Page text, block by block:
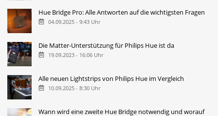
Hue Bridge Pro: Alle Antworten auf die wichtigsten Fragen
04.09.2025 - 9:43 Uhr
Die Matter-Unterstützung für Philips Hue ist da
19.09.2023 - 16:06 Uhr
Alle neuen Lightstrips von Philips Hue im Vergleich
10.09.2025 - 8:30 Uhr
Wann wird eine zweite Hue Bridge notwendig und worauf